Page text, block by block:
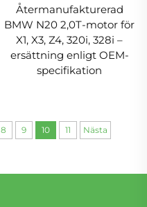
Återmanufakturerad
BMW N20 2,0T-motor för
X1, X3, Z4, 320i, 328i –
ersättning enligt OEM-
specifikation
8 9 10 11 Nästa